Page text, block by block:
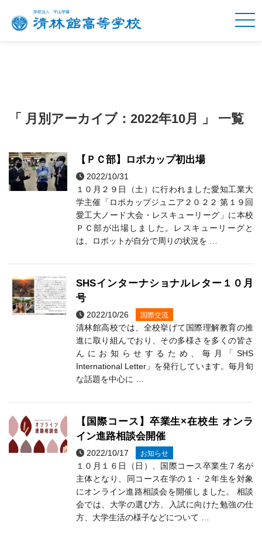
「 月別アーカイブ：2022年10月 」 一覧
【ＰＣ部】ロボカップ初出場
2022/10/31
１０月２９日（土）に行われました愛知工業大
学主催「ロボカップジュニア２０２２ 第１９回
愛工大ノード大会・レスキューリーグ」に本校
ＰＣ部が出場しました。レスキューリーグと
は、ロボットが自分で周りの状況を …
SHSインターナショナルレター１０月
号
2022/10/26 国際交流
清林館高校では、全校挙げて国際理解教育の推
進に取り組んでおり、その多様さを多くの皆さ
んにお知らせするため、毎月「SHS
International Letter」を発行しています。毎月旬
な話題を中心に …
【国際コース】卒業生×在校生 オンラ
イン進路相談会開催
2022/10/17 お知らせ
１０月１６日（日）、国際コース卒業生７名が
主体となり、同コース在学の１・２年生を対象
にオンライン進路相談会を開催しました。 相談
会では、大学の選び方、入試に向けた勉強の仕
方、大学生活の様子などについて …